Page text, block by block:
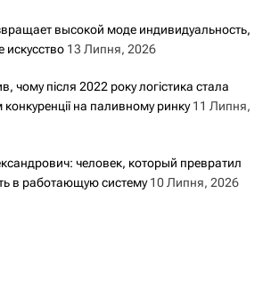
высокой моде индивидуальность,
13 Липня, 2026
чому після 2022 року логістика стала
на паливному ринку 11 Липня,
человек, который превратил
в работающую систему 10 Липня, 2026